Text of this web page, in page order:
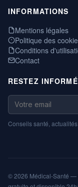
INFORMATIONS
Mentions légales
Politique des
Conditions
Contact
RESTEZ INFORMÉ
Conseils santé,
© 2026 Médical-Santé —